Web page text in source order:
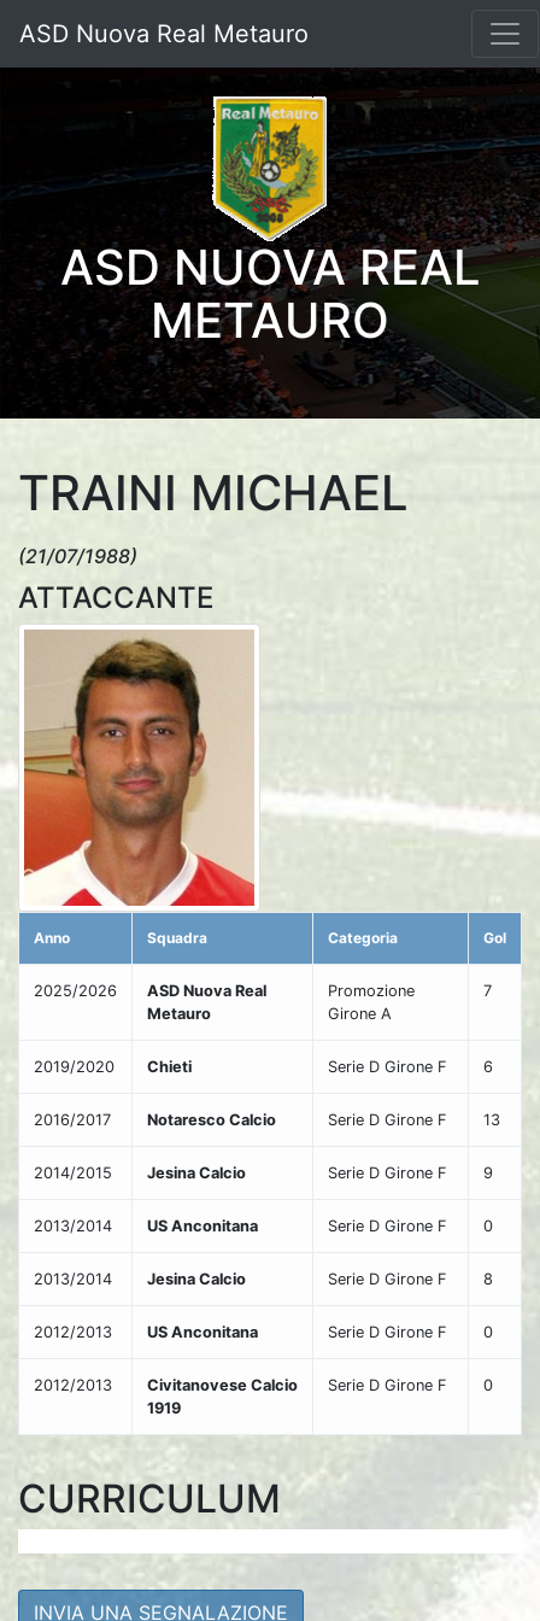
ASD Nuova Real Metauro
ASD NUOVA REAL
METAURO
TRAINI MICHAEL
(21/07/1988)
ATTACCANTE
Anno Squadra Categoria Gol
2025/2026
ASD Nuova Real
Metauro
Promozione
Girone A
7
2019/2020 Chieti Serie D Girone F 6
2016/2017 Notaresco Calcio Serie D Girone F 13
2014/2015 Jesina Calcio Serie D Girone F 9
2013/2014 US Anconitana Serie D Girone F 0
2013/2014 Jesina Calcio Serie D Girone F 8
2012/2013 US Anconitana Serie D Girone F 0
2012/2013
Civitanovese Calcio
1919
Serie D Girone F 0
CURRICULUM
INVIA UNA SEGNALAZIONE